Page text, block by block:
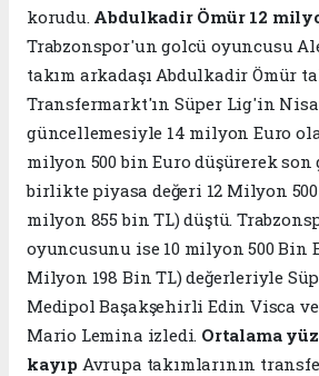
korudu. Abdulkadir Ömür 12
Trabzonspor'un golcü oyuncusu
takım arkadaşı Abdulkadir Ömür
Transfermarkt'ın Süper Lig'in
güncellemesiyle 14 milyon Euro
milyon 500 bin Euro düşürerek
birlikte piyasa değeri 12 Milyon
milyon 855 bin TL) düştü.
oyuncusunu ise 10 milyon 500 Bin
Milyon 198 Bin TL) değerleriyle
Medipol Başakşehirli Edin Visca
Mario Lemina izledi. Ortalama
kayıp Avrupa takımlarının